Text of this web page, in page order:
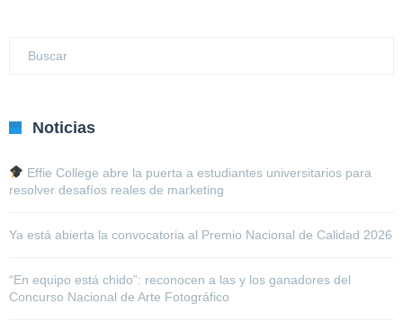
Noticias
Effie College abre la puerta a estudiantes universitarios para
resolver desafíos reales de marketing
Ya está abierta la convocatoria al Premio Nacional de Calidad 2026
“En equipo está chido”: reconocen a las y los ganadores del
Concurso Nacional de Arte Fotográfico